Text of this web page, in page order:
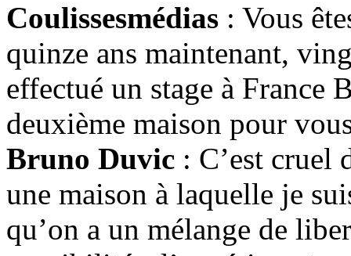
Coulissesmédias : Vous
quinze ans maintenant,
effectué un stage à France
deuxième maison pour
Bruno Duvic : C’est cruel
une maison à laquelle je
qu’on a un mélange de